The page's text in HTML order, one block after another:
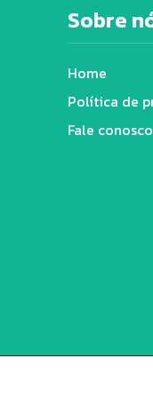
Sobre
Home
Política de
Fale conosco